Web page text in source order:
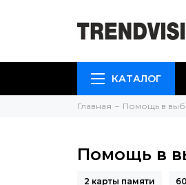
КАТАЛОГ
Главная Помощь в
Помощь в
2 карты памяти